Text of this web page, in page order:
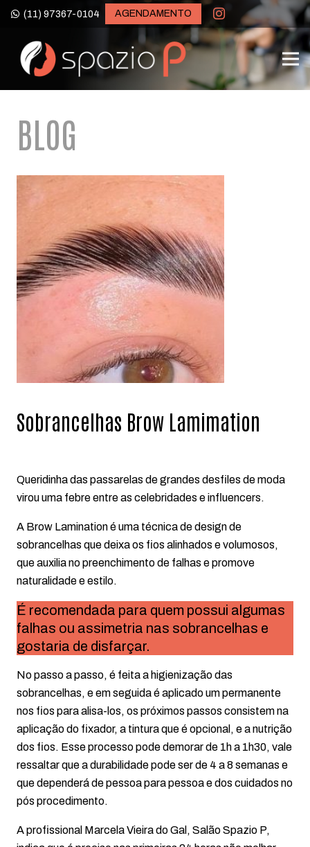
(11) 97367-0104 AGENDAMENTO
BLOG
Sobrancelhas Brow Lamimation
Queridinha das passarelas de grandes desfiles de moda
virou uma febre entre as celebridades e influencers.
A Brow Lamination é uma técnica de design de
sobrancelhas que deixa os fios alinhados e volumosos,
que auxilia no preenchimento de falhas e promove
naturalidade e estilo.
É recomendada para quem possui algumas
falhas ou assimetria nas sobrancelhas e
gostaria de disfarçar.
No passo a passo, é feita a higienização das
sobrancelhas, e em seguida é aplicado um permanente
nos fios para alisa-los, os próximos passos consistem na
aplicação do fixador, a tintura que é opcional, e a nutrição
dos fios. Esse processo pode demorar de 1h a 1h30, vale
ressaltar que a durabilidade pode ser de 4 a 8 semanas e
que dependerá de pessoa para pessoa e dos cuidados no
pós procedimento.
A profissional Marcela Vieira do Gal, Salão Spazio P,